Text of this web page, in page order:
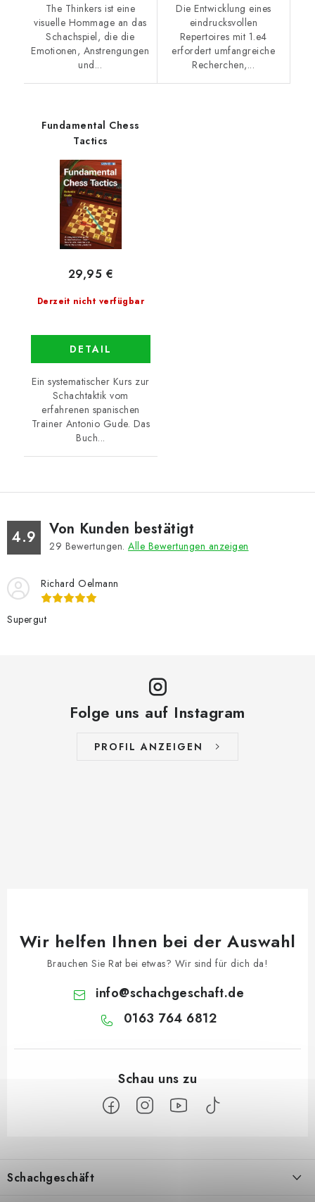
The Thinkers ist eine
visuelle Hommage an das
Schachspiel, die die
Emotionen, Anstrengungen
und...
Die Entwicklung eines
eindrucksvollen
Repertoires mit 1.e4
erfordert umfangreiche
Recherchen,...
Fundamental Chess
Tactics
Derzeit nicht verfügbar
29,95 €
DETAIL
Ein systematischer Kurs zur
Schachtaktik vom
erfahrenen spanischen
Trainer Antonio Gude. Das
Buch...
4.9 Von Kunden bestätigt
29 Bewertungen. Alle Bewertungen anzeigen
Richard Oelmann
Supergut
Folge uns auf Instagram
PROFIL ANZEIGEN
Wir helfen Ihnen bei der Auswahl
Brauchen Sie Rat bei etwas? Wir sind für dich da!
info@schachgeschaft.de
0163 764 6812
ßSchachgeschäft